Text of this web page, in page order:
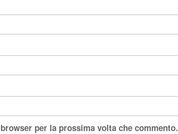
per la prossima volta che commento.